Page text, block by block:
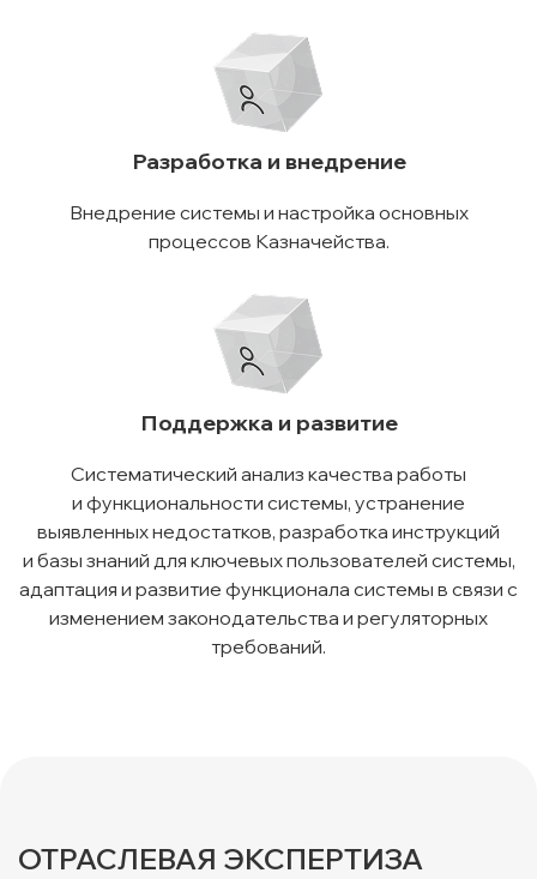
Разработка и внедрение
Внедрение системы и настройка основных
процессов Казначейства.
Поддержка и развитие
Систематический анализ качества работы
и функциональности системы, устранение
выявленных недостатков, разработка инструкций
и базы знаний для ключевых пользователей системы,
адаптация и развитие функционала системы в связи с
изменением законодательства и регуляторных
требований.
ОТРАСЛЕВАЯ ЭКСПЕРТИЗА